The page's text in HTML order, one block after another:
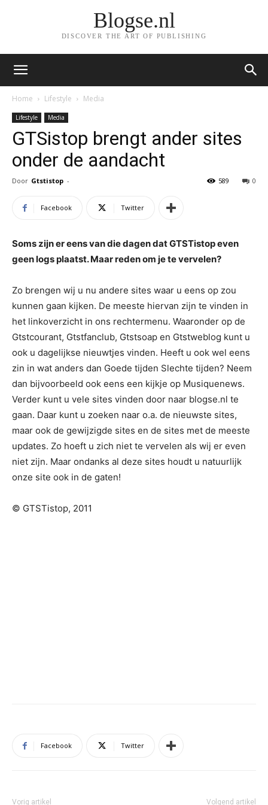
Blogse.nl
DISCOVER THE ART OF PUBLISHING
Home Lifestyle Media
Lifestyle Media
GTSistop brengt ander sites
onder de aandacht
Door Gtstistop - 0
589
Facebook Twitter
Soms zijn er eens van die dagen dat GTSTistop even
geen logs plaatst. Maar reden om je te vervelen?
Zo brengen wij u nu andere sites waar u eens op zou
kunnen gaan kijken. De meeste hiervan zijn te vinden in
het linkoverzicht in ons rechtermenu. Waaronder op de
Gtstcourant, Gtstfanclub, Gtstsoap en Gtstweblog kunt u
ook u dagelijkse nieuwtjes vinden. Heeft u ook wel eens
zin in wat anders dan Goede tijden Slechte tijden? Neem
dan bijvoorbeeld ook eens een kijkje op Musiquenews.
Verder kunt u vele sites vinden door naar blogse.nl te
gaan. Daar kunt u zoeken naar o.a. de nieuwste sites,
maar ook de gewijzigde sites en de sites met de meeste
updates. Zo hoeft u zich niet te vervelen als wij er even
niet zijn. Maar ondanks al deze sites houdt u natuurlijk
onze site ook in de gaten!
© GTSTistop, 2011
Facebook Twitter
Vorig artikel Volgend artikel